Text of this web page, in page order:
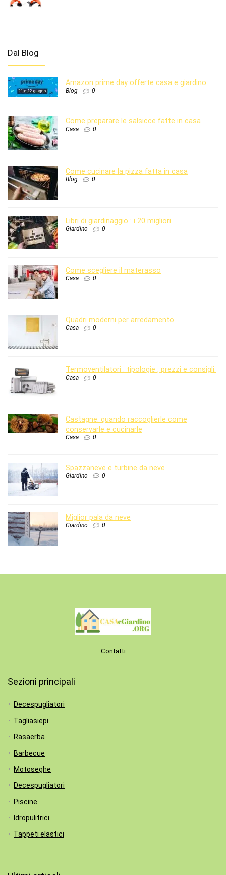
Dal Blog
Amazon prime day offerte casa e giardino
Blog 0
Come preparare le salsicce fatte in casa
Casa 0
Come cucinare la pizza fatta in casa
Blog 0
Libri di giardinaggio : i 20 migliori
Giardino 0
Come scegliere il materasso
Casa 0
Quadri moderni per arredamento
Casa 0
Termoventilatori : tipologie , prezzi e consigli.
Casa 0
Castagne: quando raccoglierle come
conservarle e cucinarle
Casa 0
Spazzaneve e turbine da neve
Giardino 0
Miglior pala da neve
Giardino 0
Contatti
Sezioni principali
Decespugliatori
Tagliasiepi
Rasaerba
Barbecue
Motoseghe
Decespugliatori
Piscine
Idropulitrici
Tappeti elastici